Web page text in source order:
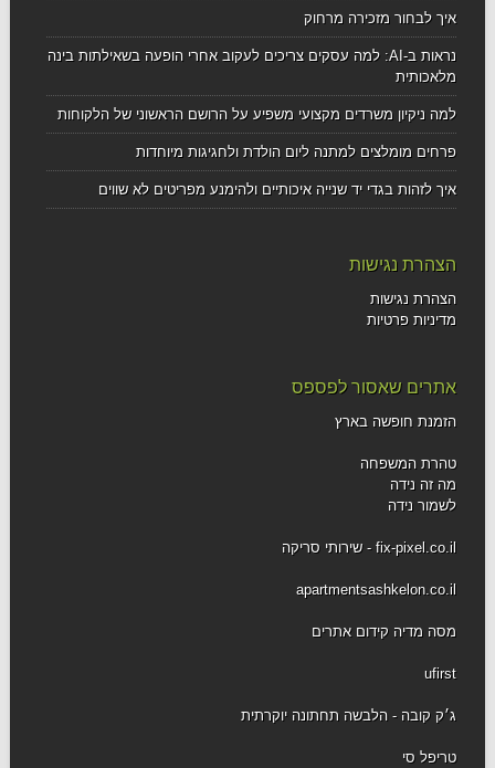
איך לבחור מזכירה מרחוק
נראות ב-AI: למה עסקים צריכים לעקוב אחרי הופעה בשאילתות בינה
מלאכותית
למה ניקיון משרדים מקצועי משפיע על הרושם הראשוני של הלקוחות
פרחים מומלצים למתנה ליום הולדת ולחגיגות מיוחדות
איך לזהות בגדי יד שנייה איכותיים ולהימנע מפריטים לא שווים
הצהרת נגישות
הצהרת נגישות
מדיניות פרטיות
אתרים שאסור לפספס
הזמנת חופשה בארץ
טהרת המשפחה
מה זה נידה
לשמור נידה
fix-pixel.co.il - שירותי סריקה
apartmentsashkelon.co.il
מסה מדיה קידום אתרים
ufirst
ג׳ק קובה - הלבשה תחתונה יוקרתית
טריפל סי